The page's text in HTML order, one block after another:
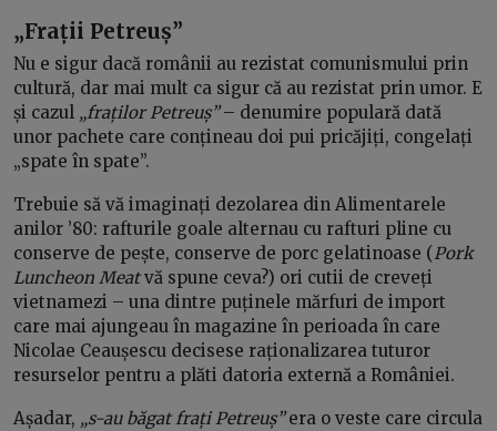
„Frații Petreuș”
Nu e sigur dacă românii au rezistat comunismului prin
cultură, dar mai mult ca sigur că au rezistat prin umor. E
și cazul „fraților Petreuș”– denumire populară dată
unor pachete care conțineau doi pui pricăjiți, congelați
„spate în spate”.
Trebuie să vă imaginați dezolarea din Alimentarele
anilor ’80: rafturile goale alternau cu rafturi pline cu
conserve de pește, conserve de porc gelatinoase (Pork
Luncheon Meatvă spune ceva?) ori cutii de creveți
vietnamezi – una dintre puținele mărfuri de import
care mai ajungeau în magazine în perioada în care
Nicolae Ceaușescu decisese raționalizarea tuturor
resurselor pentru a plăti datoria externă a României.
Așadar, „s-au băgat frați Petreuș”era o veste care circula